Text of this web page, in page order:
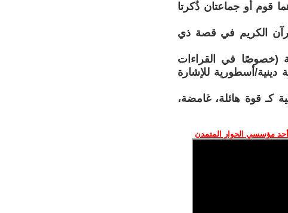
قوم أو جماعتان ذُكرتا
الكريم في قصة ذي
(خصوصًا في القراءات
دينية/أسطورية للإشارة
كـ قوة هائلة، غامضة،
مؤسسي الحوار المتمدن